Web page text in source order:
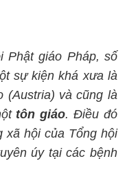
Phật giáo Pháp, số
sự kiện khá xưa là
(Austria) và cũng là
tôn giáo. Điều đó
xã hội của Tổng hội
úy tại các bệnh